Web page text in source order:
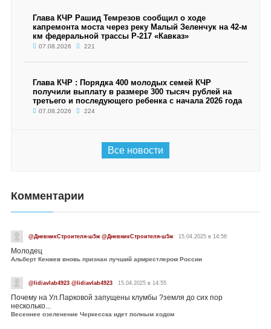
Глава КЧР Рашид Темрезов сообщил о ходе
капремонта моста через реку Малый Зеленчук на 42-м
км федеральной трассы Р-217 «Кавказ»
07.08.2026 221
Глава КЧР : Порядка 400 молодых семей КЧР
получили выплату в размере 300 тысяч рублей на
третьего и последующего ребенка с начала 2026 года
07.08.2026 224
Все новости
Комментарии
@ДневникСтроителя-ш5ж @ДневникСтроителя-ш5ж 15.04.2025 в 14:56
Молодец
Альберт Кенжев вновь признан лучший армрестлером России
@lidiavlab4923 @lidiavlab4923 15.04.2025 в 14:55
Почему на Ул.Парковой запущены клумбы ?земля до сих пор
несколько...
Весеннее озеленение Черкесска идет полным ходом